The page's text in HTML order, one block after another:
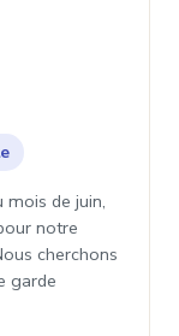
mois de juin,
notre
cherchons
garde